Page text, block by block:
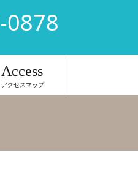
0878
Access
アクセスマップ